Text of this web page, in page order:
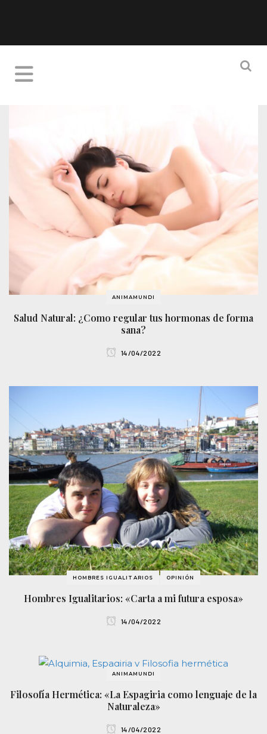
ANIMAMUNDI
Salud Natural: ¿Como regular tus hormonas de forma
sana?
14/04/2022
HOMBRES IGUALITARIOS OPINIÓN
Hombres Igualitarios: «Carta a mi futura esposa»
14/04/2022
ANIMAMUNDI
Filosofía Hermética: «La Espagiria como lenguaje de la
Naturaleza»
14/04/2022